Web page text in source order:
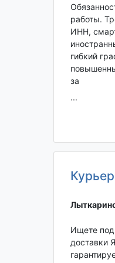
работы.
ИНН,
гибкий
за
...
Ищете
доставки